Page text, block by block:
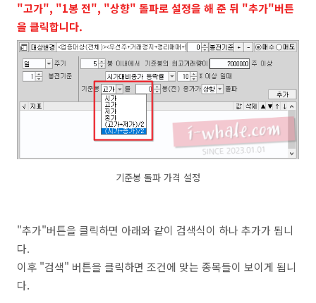
"고가", "1봉 전", "상향" 돌파로 설정을 해 준 뒤 "추가"버튼
을 클릭합니다.
기준봉 돌파 가격 설정
"추가"버튼을 클릭하면 아래와 같이 검색식이 하나 추가가 됩니
다.
이후 "검색" 버튼을 클릭하면 조건에 맞는 종목들이 보이게 됩니
다.